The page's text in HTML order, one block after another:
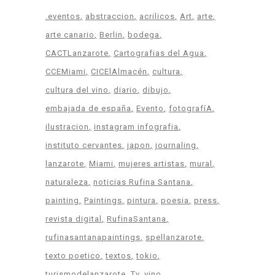
.eventos abstraccion acrilicos Art
arte
arte canario
Berlin
bodega
CACTLanzarote
Cartografias del Agua
CCEMiami
CICElAlmacén
cultura
cultura del vino
diario
dibujo
embajada de españa
Evento
fotografíA
ilustracion
instagram infografia
instituto cervantes japon
journaling
lanzarote Miami mujeres artistas mural
naturaleza
noticias Rufina Santana
painting
Paintings pintura poesia
press
revista digital
RufinaSantana
rufinasantanapaintings
spellanzarote
texto poetico
textos tokio